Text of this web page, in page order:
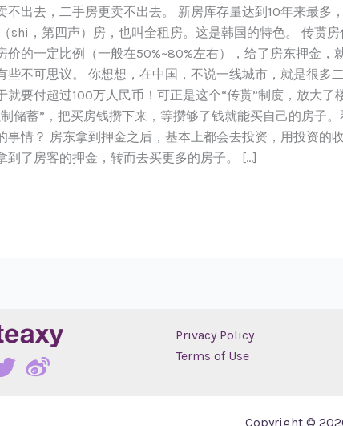
不出去，二手房更卖不出去。 新房库存量达到10年来最
shi，第四声）房，也叫全租房。这是韩国的特色。 传贳
价的一定比例（一般在50%~80%左右），给了房东押金
些不可思议。 你想想，在中国，不说一线城市，就是很
就要付超过100万人民币！可正是这个“传贳”制度，放大
储蓄”，把买房钱攒下来，等攒够了钱就能买自己的房子
事情？ 房东拿到押金之后，基本上都会去投资，用投资的
到了房客的押金，转而去买更多的房子。 […]
Privacy Policy
Terms of Use
Copyright ©